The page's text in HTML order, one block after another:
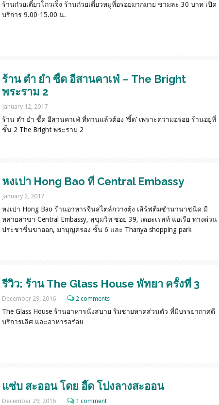
ร้านก๋วยเตี๋ยวโกวเจ็ง ร้านก๋วยเตี๋ยวหมูที่อร่อยมากมาย ชามละ 30 บาท เปิด
บริการ 9.00-15.00 น.
ร้าน ตำ ยำ ซี้ด อีสานคาเฟ่ – The Bright
พระราม 2
January 12, 2017
ร้าน ตำ ยำ ซี้ด อีสานคาเฟ่ ที่ทานแล้วต้อง ‘ซี้ด’ เพราะความอร่อย ร้านอยู่ที่
ชั้น 2 The Bright พระราม 2
หงเปา Hong Bao ที่ Central Embassy
January 2, 2017
หงเปา Hong Bao ร้านอาหารจีนสไตล์กวางตุ้ง เสิร์ฟติ่มซำนานาชนิด มี
หลายสาขา Central Embassy, สุขุมวิท ซอย 39, เดอะเรสท์ แอเรีย ทางด่วน
ประชาชื่นขาออก, มาบุญครอง ชั้น 6 และ Thanya shopping park
รีวิว: ร้าน The Glass House พัทยา ครั้งที่ 3
December 29, 2016 2 comments
The Glass House ร้านอาหารนั่งสบาย ริมชายหาดส่วนตัว ที่มีบรรยากาศดี
บริการเลิศ และอาหารอร่อย
แซ่บ สะออน โดย อี๊ด โปงลางสะออน
December 29, 2016 1 comment